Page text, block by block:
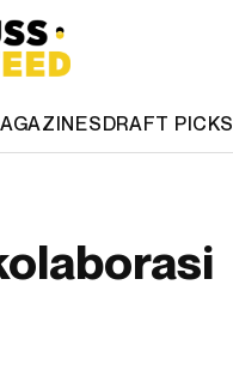
DRAFT PICKS